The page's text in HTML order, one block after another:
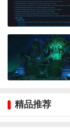
战斗之后，耐心
精品推荐